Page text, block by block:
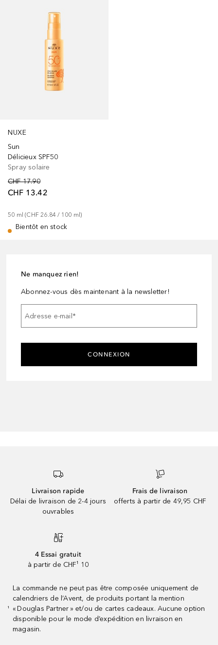
NUXE
Sun
Délicieux SPF50
Spray solaire
CHF 17.90
CHF 13.42
50 ml (CHF 26.84 / 100 ml)
Bientôt en stock
Ne manquez rien!
Abonnez-vous dès maintenant à la newsletter!
Adresse e-mail *
CONNEXION
Livraison rapide
Délai de livraison de 2-4 jours
ouvrables
Frais de livraison
offerts à partir de 49,95 CHF
4 Essai gratuit
à partir de CHF¹ 10
¹
La commande ne peut pas être composée uniquement de
calendriers de l’Avent, de produits portant la mention
« Douglas Partner » et/ou de cartes cadeaux. Aucune option
disponible pour le mode d’expédition en livraison en
magasin.